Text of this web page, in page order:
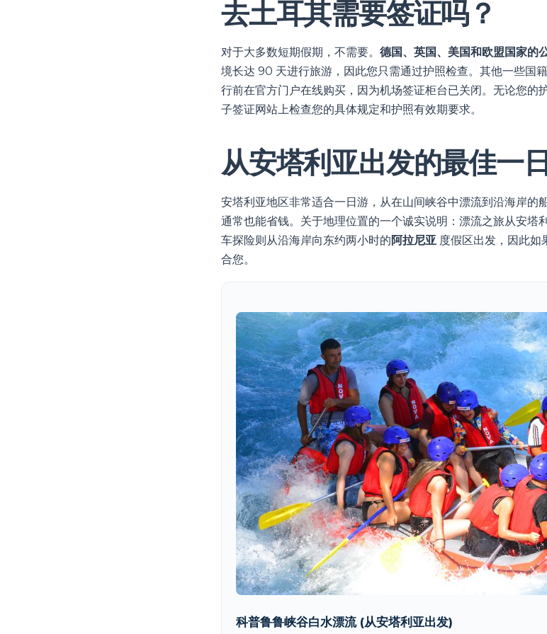
去土耳其需要签证吗？
对于大多数短期假期，不需要。 德国、英国、美国和欧盟国家的
境长达 90 天进行旅游，因此您只需通过护照检查。其他一些国
行前在官方门户在线购买，因为机场签证柜台已关闭。无论您的
子签证网站上检查您的具体规定和护照有效期要求。
从安塔利亚出发的最佳一
安塔利亚地区非常适合一日游，从在山间峡谷中漂流到沿海岸的
通常也能省钱。关于地理位置的一个诚实说明：漂流之旅从安塔
车探险则从沿海岸向东约两小时的阿拉尼亚 度假区出发，因此如
合您。
科普鲁鲁峡谷白水漂流 (从安塔利亚出发)